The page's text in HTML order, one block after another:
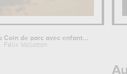
Coin de parc avec enfant...
Félix Vallotton